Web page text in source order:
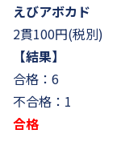
えびアボカド
2貫100円(税別)
【結果】
合格：6
不合格：1
合格